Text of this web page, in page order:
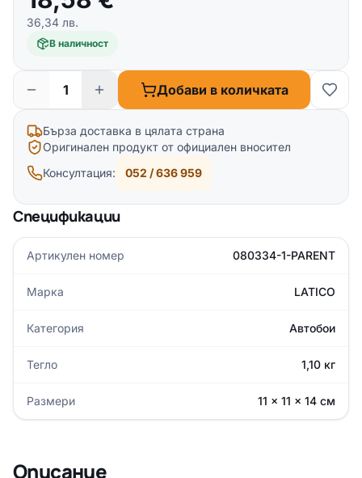
36,34 лв.
В наличност
Добави в количката
Бърза доставка в цялата страна
Оригинален продукт от официален вносител
Консултация:
052 / 636 959
Спецификации
Артикулен номер 080334-1-PARENT
Марка LATICO
Категория Автобои
Тегло 1,10 кг
Размери 11 × 11 × 14 см
Описание